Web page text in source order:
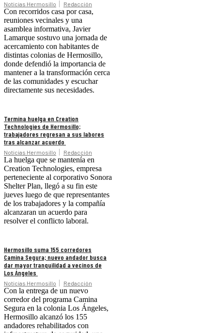
Noticias Hermosillo Redacción
Con recorridos casa por casa,
reuniones vecinales y una
asamblea informativa, Javier
Lamarque sostuvo una jornada de
acercamiento con habitantes de
distintas colonias de Hermosillo,
donde defendió la importancia de
mantener a la transformación cerca
de las comunidades y escuchar
directamente sus necesidades.
Termina huelga en Creation
Technologies de Hermosillo;
trabajadores regresan a sus labores
tras alcanzar acuerdo
Noticias Hermosillo Redacción
La huelga que se mantenía en
Creation Technologies, empresa
perteneciente al corporativo Sonora
Shelter Plan, llegó a su fin este
jueves luego de que representantes
de los trabajadores y la compañía
alcanzaran un acuerdo para
resolver el conflicto laboral.
Hermosillo suma 155 corredores
Camina Segura; nuevo andador busca
dar mayor tranquilidad a vecinos de
Los Ángeles
Noticias Hermosillo Redacción
Con la entrega de un nuevo
corredor del programa Camina
Segura en la colonia Los Ángeles,
Hermosillo alcanzó los 155
andadores rehabilitados con